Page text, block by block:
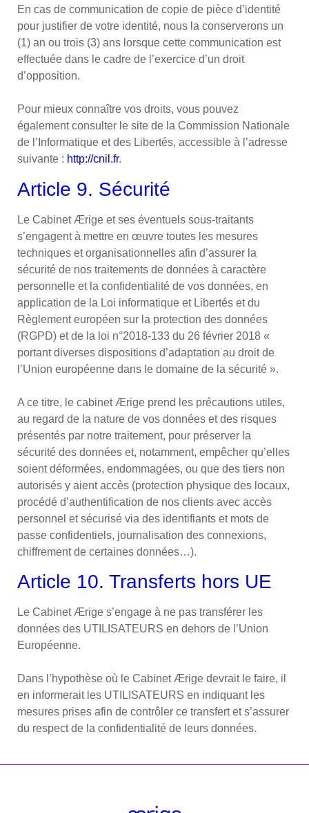
En cas de communication de copie de pièce d’identité
pour justifier de votre identité, nous la conserverons un
(1) an ou trois (3) ans lorsque cette communication est
effectuée dans le cadre de l’exercice d’un droit
d’opposition.
Pour mieux connaître vos droits, vous pouvez
également consulter le site de la Commission Nationale
de l’Informatique et des Libertés, accessible à l’adresse
suivante : http://cnil.fr.
Article 9. Sécurité
Le Cabinet Ærige et ses éventuels sous-traitants
s’engagent à mettre en œuvre toutes les mesures
techniques et organisationnelles afin d’assurer la
sécurité de nos traitements de données à caractère
personnelle et la confidentialité de vos données, en
application de la Loi informatique et Libertés et du
Règlement européen sur la protection des données
(RGPD) et de la loi n°2018-133 du 26 février 2018 «
portant diverses dispositions d’adaptation au droit de
l’Union européenne dans le domaine de la sécurité ».
A ce titre, le cabinet Ærige prend les précautions utiles,
au regard de la nature de vos données et des risques
présentés par notre traitement, pour préserver la
sécurité des données et, notamment, empêcher qu’elles
soient déformées, endommagées, ou que des tiers non
autorisés y aient accès (protection physique des locaux,
procédé d’authentification de nos clients avec accès
personnel et sécurisé via des identifiants et mots de
passe confidentiels, journalisation des connexions,
chiffrement de certaines données…).
Article 10. Transferts hors UE
Le Cabinet Ærige s’engage à ne pas transférer les
données des UTILISATEURS en dehors de l’Union
Européenne.
Dans l’hypothèse où le Cabinet Ærige devrait le faire, il
en informerait les UTILISATEURS en indiquant les
mesures prises afin de contrôler ce transfert et s’assurer
du respect de la confidentialité de leurs données.